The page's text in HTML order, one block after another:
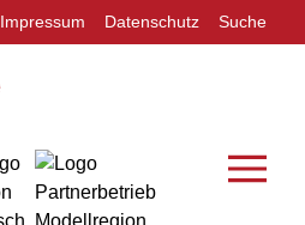
Impressum Datenschutz Suche